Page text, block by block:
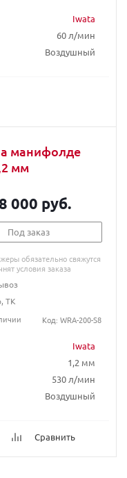
Iwata
60 л/мин
Воздушный
манифолде
мм
Iwata
1,2 мм
530 л/мин
Воздушный
Сравнить
000 руб.
Под заказ
обязательно свяжутся
условия заказа
ТК
Код: WRA-200-S8